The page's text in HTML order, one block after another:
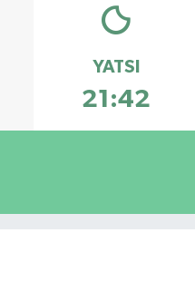
YATSI
21:42